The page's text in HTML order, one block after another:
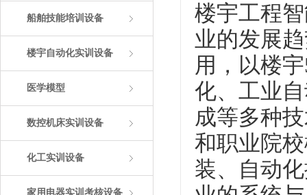
船舶技能培训设备
楼宇自动化实训设备
医学模型
数控机床实训设备
化工实训设备
家用电器实训考核设备
楼宇工程
业的发展
用，以楼
化、工业
成等多种
和职业院
装、自动